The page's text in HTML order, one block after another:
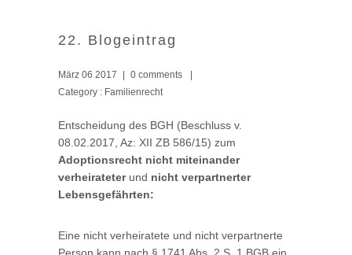
22. Blogeintrag
März 06 2017 0 comments
Category : Familienrecht
Entscheidung des BGH (Beschluss v.
08.02.2017, Az: XII ZB 586/15) zum
Adoptionsrecht nicht miteinander
verheirateterund nicht verpartnerter
Lebensgefährten:
Eine nicht verheiratete und nicht verpartnerte